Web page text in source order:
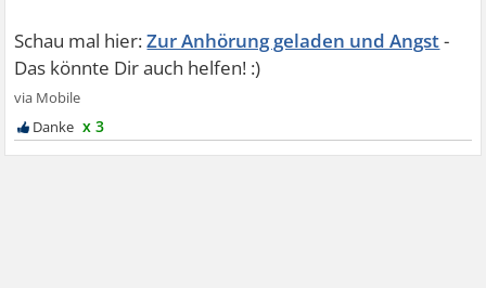
Zur Anhörung geladen und Angst
x 3